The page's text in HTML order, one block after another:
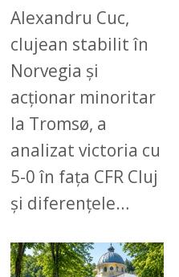
Alexandru Cuc,
clujean stabilit în
Norvegia și
acționar minoritar
la Tromsø, a
analizat victoria cu
5-0 în fața CFR Cluj
și diferențele…